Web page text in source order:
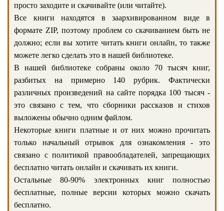
просто заходите и скачивайте (или читайте).
Все книги находятся в заархивированном виде в
формате ZIP, поэтому проблем со скачиванием быть не
должно; если вы хотите читать книги онлайн, то также
можете легко сделать это в нашей библиотеке.
В нашей библиотеке собраны около 70 тысяч книг,
разбитых на примерно 140 рубрик. Фактически
различных произведений на сайте порядка 100 тысяч -
это связано с тем, что сборники рассказов и стихов
выложены обычно одним файлом.
Некоторые книги платные и от них можно прочитать
только начальный отрывок для ознакомления - это
связано с политикой правообладателей, запрещающих
бесплатно читать онлайн и скачивать их книги.
Остальные 80-90% электронных книг полностью
бесплатные, полные версии которых можно скачать
бесплатно.